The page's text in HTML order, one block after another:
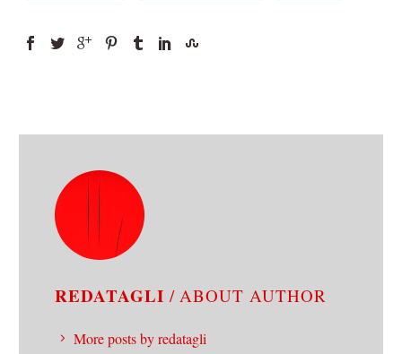
REDATAGLI / ABOUT AUTHOR
More posts by redatagli